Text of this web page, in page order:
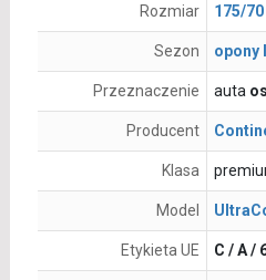
Rozmiar 175/70
Sezon opony
Przeznaczenie auta
Producent
Klasa
Model
Etykieta UE C / A /